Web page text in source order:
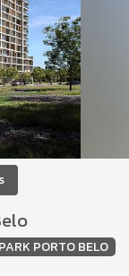
PORTO BELO